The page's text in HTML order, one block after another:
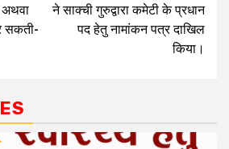
अथवा
सकती-
ने साक्ची गुरुद्वारा कमेटी के प्रधान
पद हेतु नामांकन पत्र दाखिल
किया।